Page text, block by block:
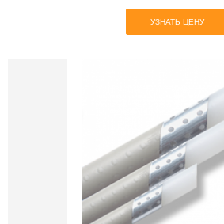
УЗНАТЬ ЦЕНУ